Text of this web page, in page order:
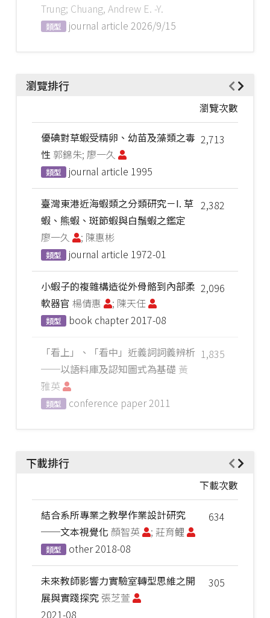
Trung; Chuang, Andrew E. -Y.
類型 journal article 2026/9/15
瀏覽排行
瀏覽次數
2,713
優碘對草蝦受精卵、幼苗及藻類之毒
性 郭錦朱; 廖一久
類型 journal article 1995
2,382
臺灣東港近海蝦類之分類研究－I. 草
蝦、熊蝦、斑節蝦與白鬚蝦之鑑定
廖一久
; 陳惠彬
類型 journal article 1972-01
2,096
小蝦子的複雜構造從外骨骼到內部柔
軟器官 楊倩惠 ; 陳天任
類型 book chapter2017-08
1,835
「看上」、「看中」近義詞詞義辨析
──以語料庫及認知圖式為基礎 黃
雅英
類型 conference paper2011
下載排行
下載次數
634
結合系所專業之教學作業設計研究
──文本視覺化 顏智英 ; 莊育鲤
類型 other2018-08
305
未來教師影響力實驗室轉型思維之開
展與實踐探究 張芝萱
2021-08